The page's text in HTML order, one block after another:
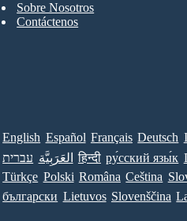
Sobre Nosotros
Contáctenos
English Español Français Deutsch
עברית العَرَبِيَّة हिन्दी ру́сский язы́к
Türkçe Polski Româna Ceština
български Lietuvos Slovenščina